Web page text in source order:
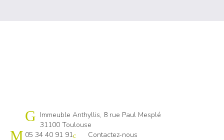
Cap emploi 31
Immeuble Anthyllis, 8 rue Paul Mesplé
31100 Toulouse
05 34 40 91 91
Contactez-nous